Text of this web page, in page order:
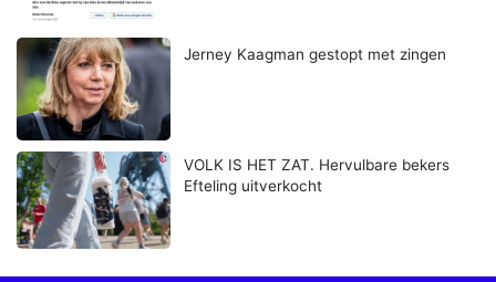
Jerney Kaagman gestopt met zingen
VOLK IS HET ZAT. Hervulbare bekers
Efteling uitverkocht